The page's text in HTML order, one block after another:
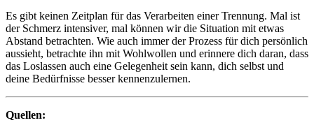
Es gibt keinen Zeitplan für das Verarbeiten einer Trennung. Mal ist
der Schmerz intensiver, mal können wir die Situation mit etwas
Abstand betrachten. Wie auch immer der Prozess für dich persönlich
aussieht, betrachte ihn mit Wohlwollen und erinnere dich daran, dass
das Loslassen auch eine Gelegenheit sein kann, dich selbst und
deine Bedürfnisse besser kennenzulernen.
Quellen: